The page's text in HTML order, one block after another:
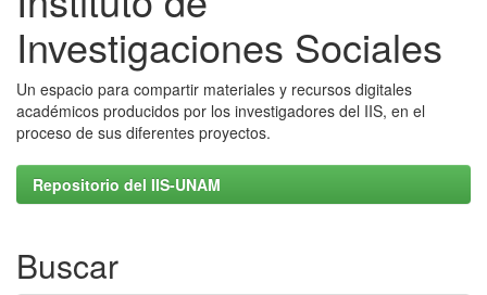
Investigaciones Sociales
Un espacio para compartir materiales y recursos digitales
académicos producidos por los investigadores del IIS, en el
proceso de sus diferentes proyectos.
Repositorio del IIS-UNAM
Buscar